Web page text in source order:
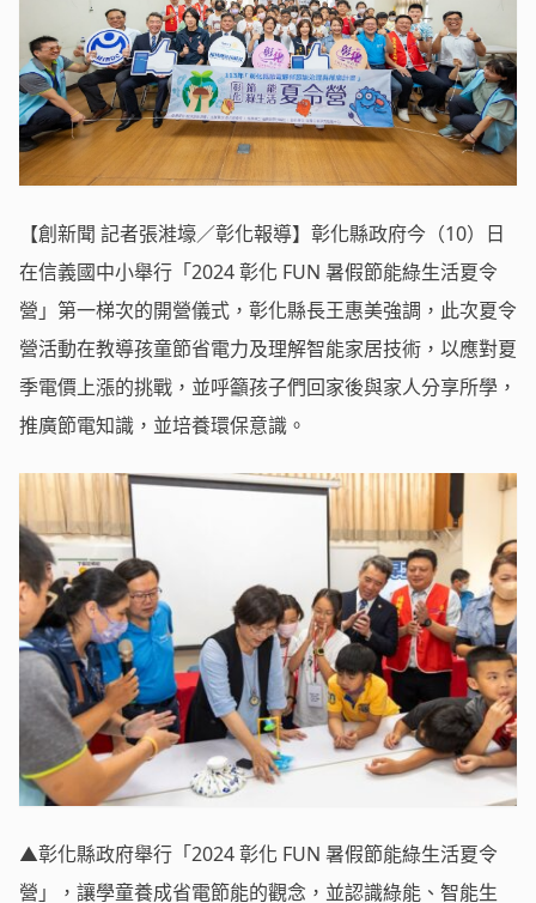
【創新聞 記者張溎壕／彰化報導】彰化縣政府今（10）日
在信義國中小舉行「2024 彰化 FUN 暑假節能綠生活夏令
營」第一梯次的開營儀式，彰化縣長王惠美強調，此次夏令
營活動在教導孩童節省電力及理解智能家居技術，以應對夏
季電價上漲的挑戰，並呼籲孩子們回家後與家人分享所學，
推廣節電知識，並培養環保意識。
▲彰化縣政府舉行「2024 彰化 FUN 暑假節能綠生活夏令
營」，讓學童養成省電節能的觀念，並認識綠能、智能生